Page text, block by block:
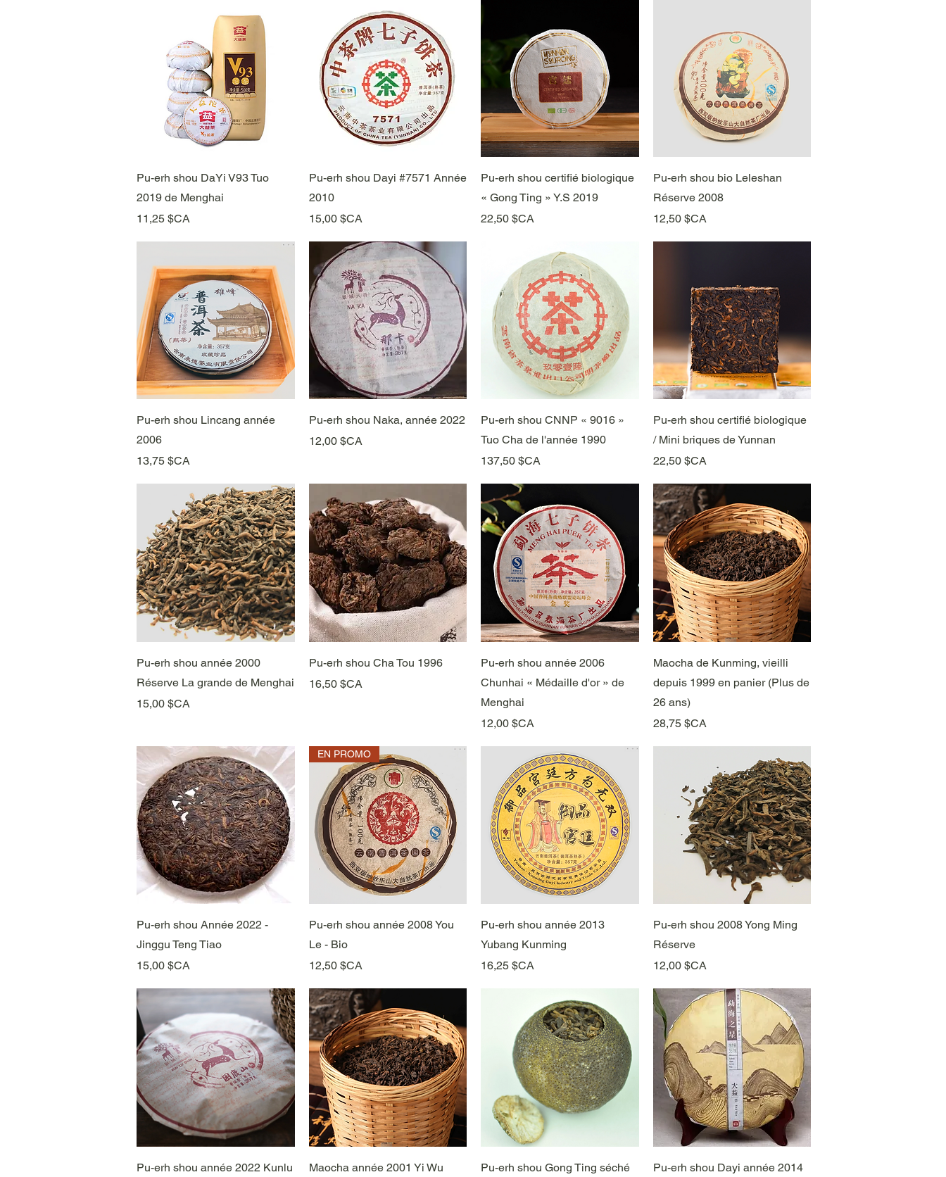
Aperçu rapide
Pu-erh shou DaYi V93 Tuo
2019 de Menghai
Prix
11,25 $CA
Aperçu rapide
Pu-erh shou Dayi #7571 Année
2010
Prix
15,00 $CA
Aperçu rapide
Pu-erh shou certifié biologique
« Gong Ting » Y.S 2019
Prix
22,50 $CA
Aperçu rapide
Pu-erh shou bio Leleshan
Réserve 2008
Prix
12,50 $CA
Aperçu rapide
Pu-erh shou Lincang année
2006
Prix
13,75 $CA
Aperçu rapide
Pu-erh shou Naka, année 2022
Prix
12,00 $CA
Aperçu rapide
Pu-erh shou CNNP « 9016 »
Tuo Cha de l'année 1990
Prix
137,50 $CA
Aperçu rapide
Pu-erh shou certifié biologique
/ Mini briques de Yunnan
Prix
22,50 $CA
Aperçu rapide
Pu-erh shou année 2000
Réserve La grande de Menghai
Prix
15,00 $CA
Aperçu rapide
Pu-erh shou Cha Tou 1996
Prix
16,50 $CA
Aperçu rapide
Pu-erh shou année 2006
Chunhai « Médaille d'or » de
Menghai
Prix
12,00 $CA
Aperçu rapide
Maocha de Kunming, vieilli
depuis 1999 en panier (Plus de
26 ans)
Prix
28,75 $CA
Aperçu rapide
Pu-erh shou Année 2022 -
Jinggu Teng Tiao
Prix
15,00 $CA
Aperçu rapide
EN PROMO
Pu-erh shou année 2008 You
Le - Bio
Prix
12,50 $CA
Aperçu rapide
Pu-erh shou année 2013
Yubang Kunming
Prix
16,25 $CA
Aperçu rapide
Pu-erh shou 2008 Yong Ming
Réserve
Prix
12,00 $CA
Aperçu rapide
Pu-erh shou année 2022 Kunlu Aperçu rapide
Maocha année 2001 Yi Wu Aperçu rapide
Pu-erh shou Gong Ting séché Aperçu rapide
Pu-erh shou Dayi année 2014